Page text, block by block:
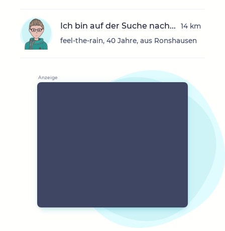
Ich bin auf der Suche nach...
feel-the-rain, 40 Jahre, aus Ronshausen
14 km